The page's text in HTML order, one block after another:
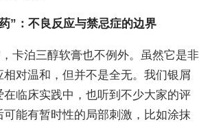
”：不良反应与禁忌症的边界
，卡泊三醇软膏也不例外。虽然它是非
对温和，但并不是全无。我们银屑
临床实践中，也听到不少大家的评
能有暂时性的局部刺激，比如涂抹